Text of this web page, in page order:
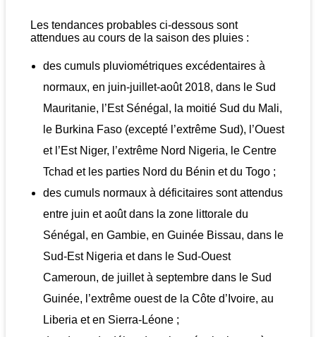
Les tendances probables ci-dessous sont
attendues au cours de la saison des pluies :
des cumuls pluviométriques excédentaires à
normaux, en juin-juillet-août 2018, dans le Sud
Mauritanie, l’Est Sénégal, la moitié Sud du Mali,
le Burkina Faso (excepté l’extrême Sud), l’Ouest
et l’Est Niger, l’extrême Nord Nigeria, le Centre
Tchad et les parties Nord du Bénin et du Togo ;
des cumuls normaux à déficitaires sont attendus
entre juin et août dans la zone littorale du
Sénégal, en Gambie, en Guinée Bissau, dans le
Sud-Est Nigeria et dans le Sud-Ouest
Cameroun, de juillet à septembre dans le Sud
Guinée, l’extrême ouest de la Côte d’Ivoire, au
Liberia et en Sierra-Léone ;